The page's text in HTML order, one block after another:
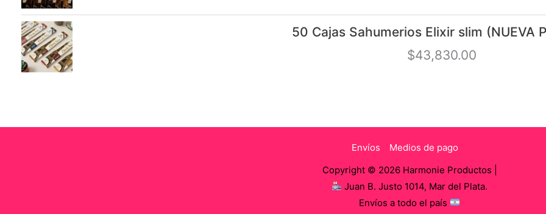
50 Cajas Sahumerios Elixir slim (NUEVA
$43,830.00
Envíos
Medios de pago
Copyright © 2026 Harmonie Productos |
Juan B. Justo 1014, Mar del Plata.
Envíos a todo el país